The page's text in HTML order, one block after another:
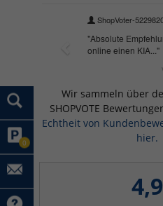
0
Wir sammeln über
SHOPVOTE
Echtheit von
hier.
4,9